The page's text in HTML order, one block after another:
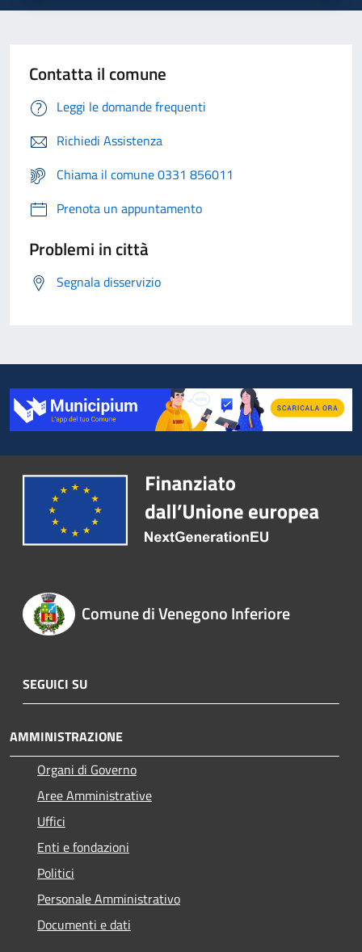
Contatta il comune
Leggi le domande frequenti
Richiedi Assistenza
Chiama il comune 0331 856011
Prenota un appuntamento
Problemi in città
Segnala disservizio
Comune di Venegono Inferiore
SEGUICI SU
AMMINISTRAZIONE
Organi di Governo
Aree Amministrative
Uffici
Enti e fondazioni
Politici
Personale Amministrativo
Documenti e dati